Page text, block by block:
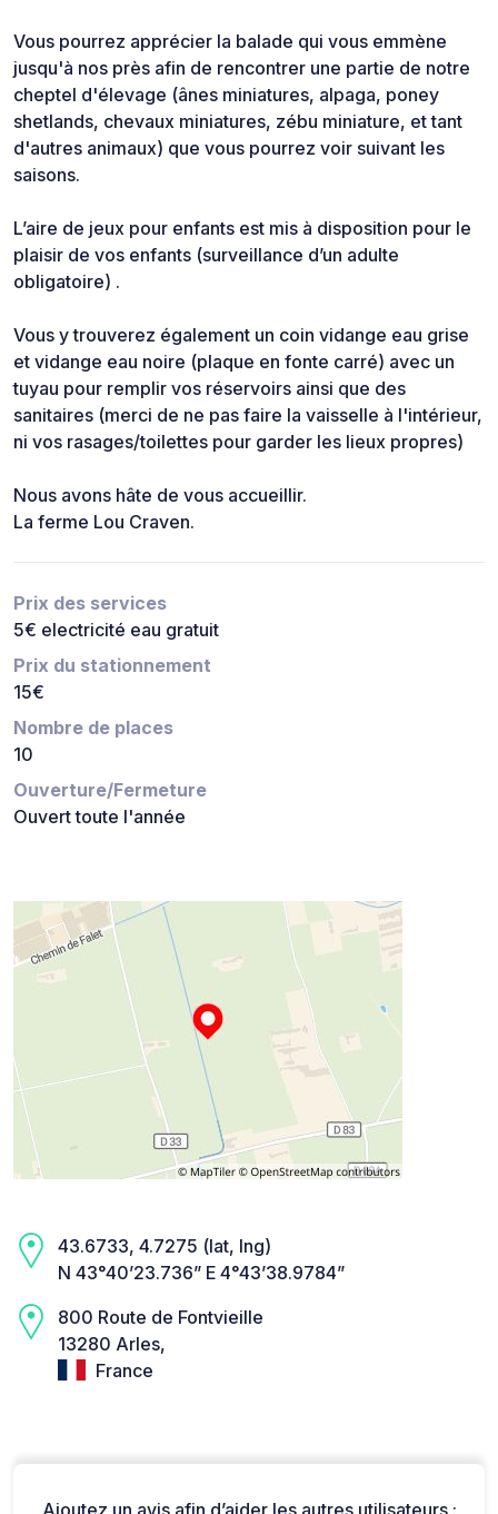
Vous pourrez apprécier la balade qui vous emmène
jusqu'à nos près afin de rencontrer une partie de notre
cheptel d'élevage (ânes miniatures, alpaga, poney
shetlands, chevaux miniatures, zébu miniature, et tant
d'autres animaux) que vous pourrez voir suivant les
saisons.
L’aire de jeux pour enfants est mis à disposition pour le
plaisir de vos enfants (surveillance d’un adulte
obligatoire) .
Vous y trouverez également un coin vidange eau grise
et vidange eau noire (plaque en fonte carré) avec un
tuyau pour remplir vos réservoirs ainsi que des
sanitaires (merci de ne pas faire la vaisselle à l'intérieur,
ni vos rasages/toilettes pour garder les lieux propres)
Nous avons hâte de vous accueillir.
La ferme Lou Craven.
Prix des services
5€ electricité eau gratuit
Prix du stationnement
15€
Nombre de places
10
Ouverture/Fermeture
Ouvert toute l'année
43.6733, 4.7275 (lat, lng)
N 43°40’23.736” E 4°43’38.9784”
800 Route de Fontvieille
13280 Arles,
France